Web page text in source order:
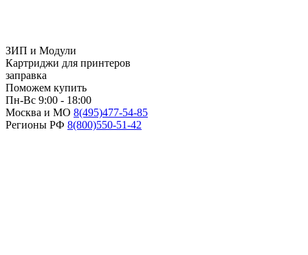
ЗИП и Модули
Картриджи для принтеров
заправка
Поможем купить
Пн-Вс 9:00 - 18:00
Москва и МО 8(495)477-54-85
Регионы РФ 8(800)550-51-42